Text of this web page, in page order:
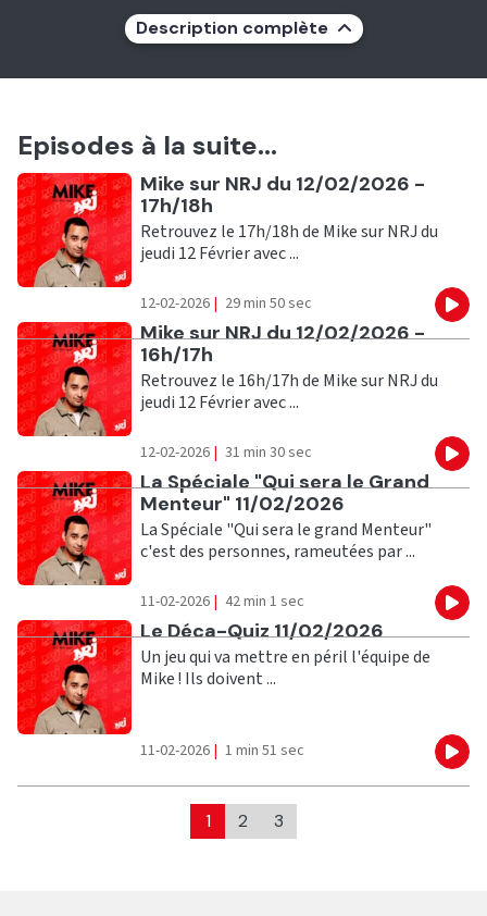
Description complète
Episodes à la suite...
Ecouter
Mike sur NRJ du 12/02/2026 -
17h/18h
Retrouvez le 17h/18h de Mike sur NRJ du
jeudi 12 Février avec ...
12-02-2026 | 29 min 50 sec
Ecouter
Mike sur NRJ du 12/02/2026 -
16h/17h
Retrouvez le 16h/17h de Mike sur NRJ du
jeudi 12 Février avec ...
12-02-2026 | 31 min 30 sec
Ecouter
La Spéciale "Qui sera le Grand
Menteur" 11/02/2026
La Spéciale "Qui sera le grand Menteur"
c'est des personnes, rameutées par ...
11-02-2026 | 42 min 1 sec
Ecouter
Le Déca-Quiz 11/02/2026
Un jeu qui va mettre en péril l'équipe de
Mike ! Ils doivent ...
11-02-2026 | 1 min 51 sec
1 2 3